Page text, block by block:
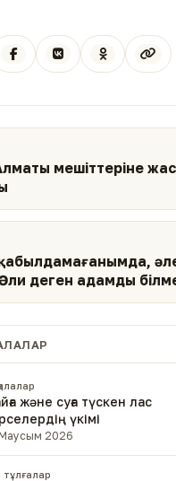
мешіттеріне
деген адамды
және суға түскен лас
үкімі
2026
тұлғалар